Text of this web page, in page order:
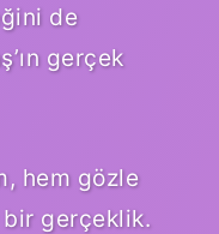
de
gerçek
hem gözle
gerçeklik.